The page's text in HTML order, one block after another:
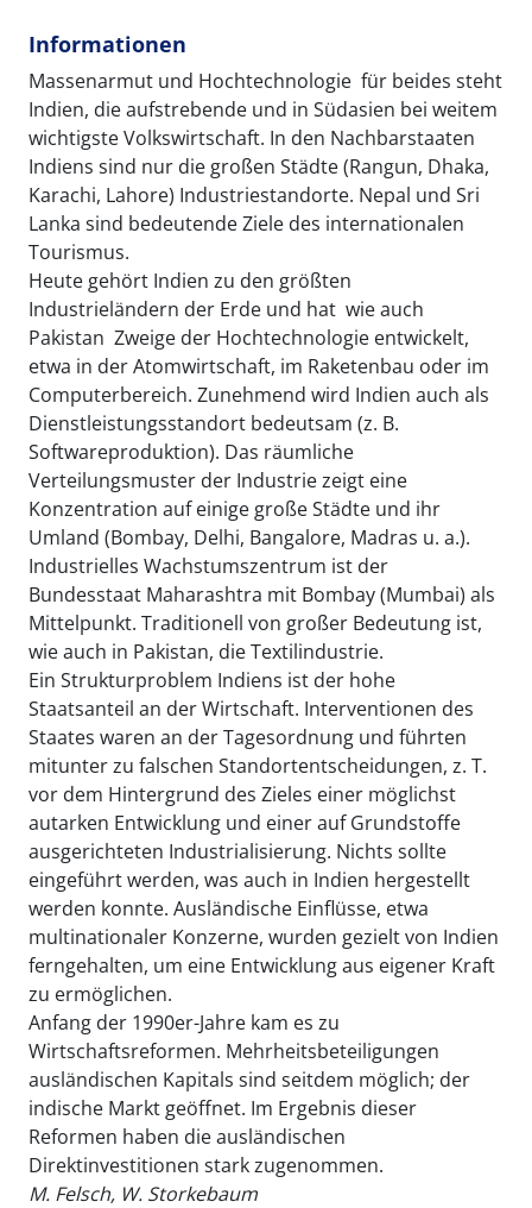
Informationen
Massenarmut und Hochtechnologie  für beides steht
Indien, die aufstrebende und in Südasien bei weitem
wichtigste Volkswirtschaft. In den Nachbarstaaten
Indiens sind nur die großen Städte (Rangun, Dhaka,
Karachi, Lahore) Industriestandorte. Nepal und Sri
Lanka sind bedeutende Ziele des internationalen
Tourismus.
Heute gehört Indien zu den größten
Industrieländern der Erde und hat  wie auch
Pakistan  Zweige der Hochtechnologie entwickelt,
etwa in der Atomwirtschaft, im Raketenbau oder im
Computerbereich. Zunehmend wird Indien auch als
Dienstleistungsstandort bedeutsam (z. B.
Softwareproduktion). Das räumliche
Verteilungsmuster der Industrie zeigt eine
Konzentration auf einige große Städte und ihr
Umland (Bombay, Delhi, Bangalore, Madras u. a.).
Industrielles Wachstumszentrum ist der
Bundesstaat Maharashtra mit Bombay (Mumbai) als
Mittelpunkt. Traditionell von großer Bedeutung ist,
wie auch in Pakistan, die Textilindustrie.
Ein Strukturproblem Indiens ist der hohe
Staatsanteil an der Wirtschaft. Interventionen des
Staates waren an der Tagesordnung und führten
mitunter zu falschen Standortentscheidungen, z. T.
vor dem Hintergrund des Zieles einer möglichst
autarken Entwicklung und einer auf Grundstoffe
ausgerichteten Industrialisierung. Nichts sollte
eingeführt werden, was auch in Indien hergestellt
werden konnte. Ausländische Einflüsse, etwa
multinationaler Konzerne, wurden gezielt von Indien
ferngehalten, um eine Entwicklung aus eigener Kraft
zu ermöglichen.
Anfang der 1990er-Jahre kam es zu
Wirtschaftsreformen. Mehrheitsbeteiligungen
ausländischen Kapitals sind seitdem möglich; der
indische Markt geöffnet. Im Ergebnis dieser
Reformen haben die ausländischen
Direktinvestitionen stark zugenommen.
M. Felsch, W. Storkebaum